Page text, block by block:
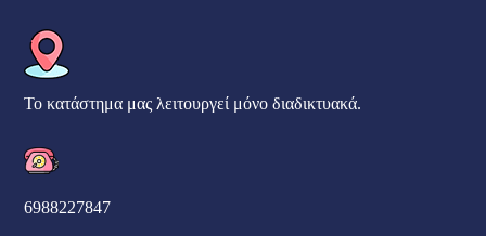
Το κατάστημα μας λειτουργεί μόνο διαδικτυακά.
6988227847